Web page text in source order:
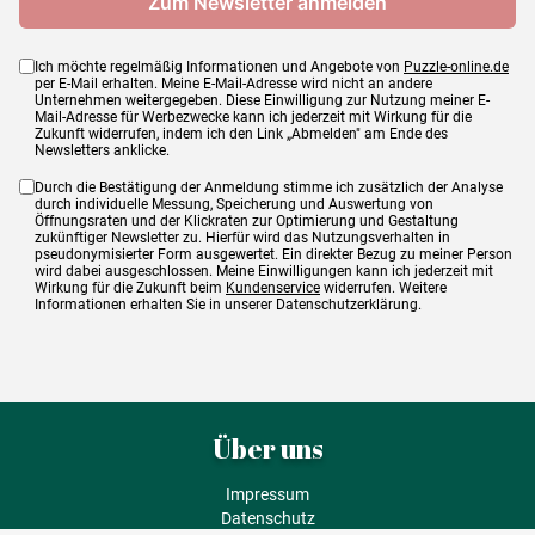
Ich möchte regelmäßig Informationen und Angebote von Puzzle-online.de
per E-Mail erhalten. Meine E-Mail-Adresse wird nicht an andere
Unternehmen weitergegeben. Diese Einwilligung zur Nutzung meiner E-
Mail-Adresse für Werbezwecke kann ich jederzeit mit Wirkung für die
Zukunft widerrufen, indem ich den Link „Abmelden" am Ende des
Newsletters anklicke.
Durch die Bestätigung der Anmeldung stimme ich zusätzlich der Analyse
durch individuelle Messung, Speicherung und Auswertung von
Öffnungsraten und der Klickraten zur Optimierung und Gestaltung
zukünftiger Newsletter zu. Hierfür wird das Nutzungsverhalten in
pseudonymisierter Form ausgewertet. Ein direkter Bezug zu meiner Person
wird dabei ausgeschlossen. Meine Einwilligungen kann ich jederzeit mit
Wirkung für die Zukunft beim Kundenservice widerrufen. Weitere
Informationen erhalten Sie in unserer Datenschutzerklärung.
Über uns
Impressum
Datenschutz